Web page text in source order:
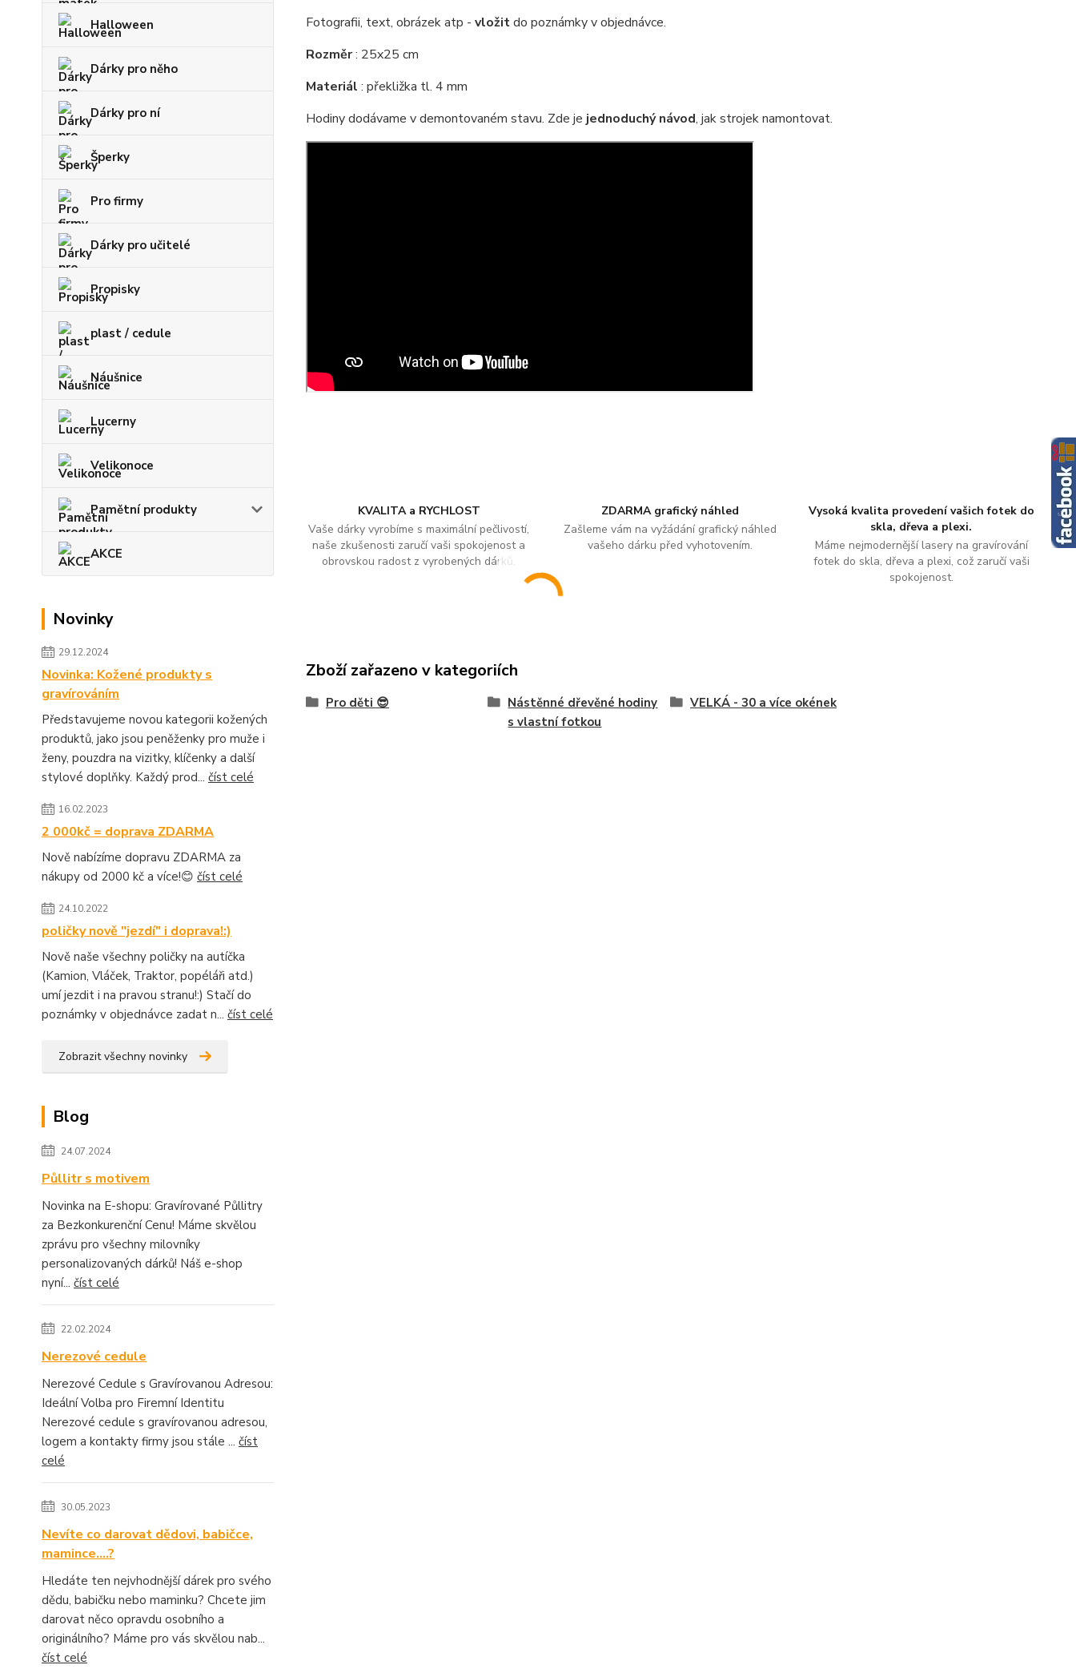
Halloween
Dárky pro něho
Dárky pro ní
Šperky
Pro firmy
Dárky pro učitelé
Propisky
plast / cedule
Náušnice
Lucerny
Velikonoce
Pamětní produkty
AKCE
Novinky
29.12.2024
Novinka: Kožené produkty s
gravírováním
Představujeme novou kategorii kožených
produktů, jako jsou peněženky pro muže i
ženy, pouzdra na vizitky, klíčenky a další
stylové doplňky. Každý prod... číst celé
16.02.2023
2 000kč = doprava ZDARMA
Nově nabízíme dopravu ZDARMA za
nákupy od 2000 kč a více!😊 číst celé
24.10.2022
poličky nově "jezdí" i doprava!:)
Nově naše všechny poličky na autíčka
(Kamion, Vláček, Traktor, popéláři atd.)
umí jezdit i na pravou stranu!:) Stačí do
poznámky v objednávce zadat n... číst celé
Zobrazit všechny novinky
Blog
24.07.2024
Půllitr s motivem
Novinka na E-shopu: Gravírované Půllitry
za Bezkonkurenční Cenu! Máme skvělou
zprávu pro všechny milovníky
personalizovaných dárků! Náš e-shop
nyní... číst celé
22.02.2024
Nerezové cedule
Nerezové Cedule s Gravírovanou Adresou:
Ideální Volba pro Firemní Identitu
Nerezové cedule s gravírovanou adresou,
logem a kontakty firmy jsou stále ... číst
celé
30.05.2023
Nevíte co darovat dědovi, babičce,
mamince....?
Hledáte ten nejvhodnější dárek pro svého
dědu, babičku nebo maminku? Chcete jim
darovat něco opravdu osobního a
originálního? Máme pro vás skvělou nab...
číst celé
KVALITA a RYCHLOST
Vaše dárky vyrobíme s maximální pečlivostí,
naše zkušenosti zaručí vaši spokojenost a
obrovskou radost z vyrobených dárků.
ZDARMA grafický náhled
Zašleme vám na vyžádání grafický náhled
vašeho dárku před vyhotovením.
Vysoká kvalita provedení vašich fotek do
skla, dřeva a plexi.
Máme nejmodernější lasery na gravírování
fotek do skla, dřeva a plexi, což zaručí vaši
spokojenost.
Fotografii, text, obrázek atp - vložitdo poznámky v objednávce.
Rozměr: 25x25 cm
Materiál : překližka tl. 4 mm
Hodiny dodávame v demontovaném stavu. Zde je jednoduchý návod, jak strojek namontovat.
Zboží zařazeno v kategoriích
Pro děti 😎
Nástěnné dřevěné hodiny
s vlastní fotkou
VELKÁ - 30 a více okének